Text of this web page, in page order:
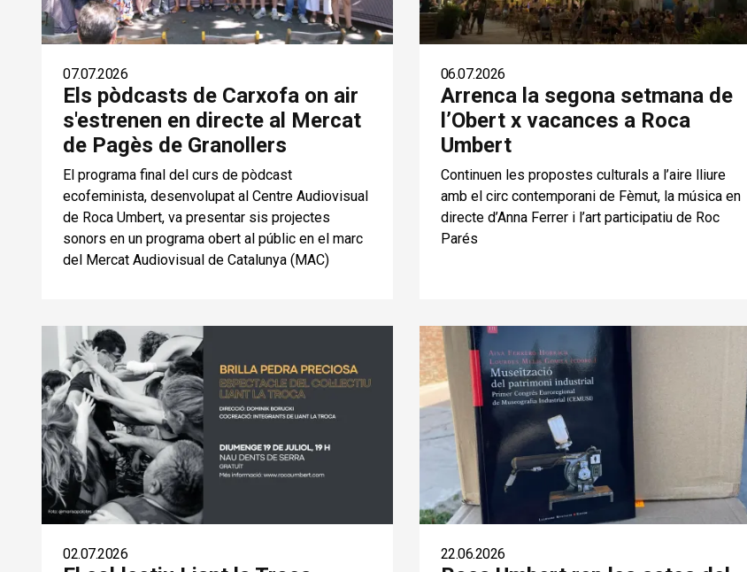
07.07.2026
Els pòdcasts de Carxofa on air
s'estrenen en directe al Mercat
de Pagès de Granollers
El programa final del curs de pòdcast
ecofeminista, desenvolupat al Centre Audiovisual
de Roca Umbert, va presentar sis projectes
sonors en un programa obert al públic en el marc
del Mercat Audiovisual de Catalunya (MAC)
06.07.2026
Arrenca la segona setmana de
l’Obert x vacances a Roca
Umbert
Continuen les propostes culturals a l’aire lliure
amb el circ contemporani de Fèmut, la música en
directe d’Anna Ferrer i l’art participatiu de Roc
Parés
02.07.2026 22.06.2026